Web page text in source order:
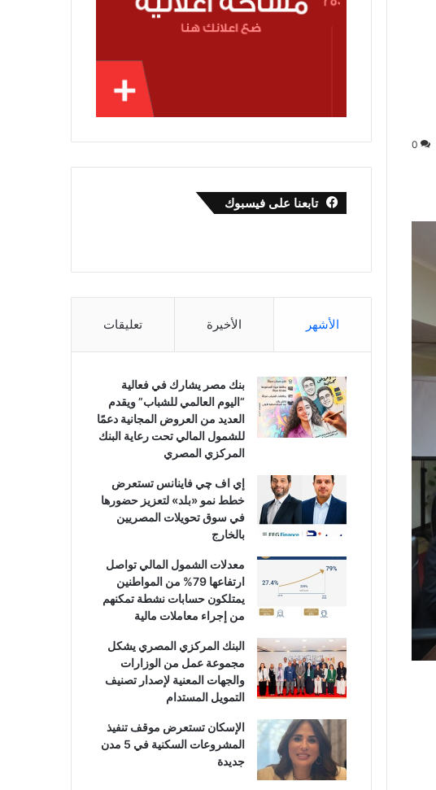
0
تابعنا على فيسبوك
الأشهر الأخيرة تعليقات
بنك مصر يشارك في فعالية
“اليوم العالمي للشباب” ويقدم
العديد من العروض المجانية دعمًا
للشمول المالي تحت رعاية البنك
المركزي المصري
إي اف چي فاينانس تستعرض
خطط نمو «بلد» لتعزيز حضورها
في سوق تحويلات المصريين
بالخارج
معدلات الشمول المالي تواصل
ارتفاعها 79% من المواطنين
يمتلكون حسابات نشطة تمكنهم
من إجراء معاملات مالية
البنك المركزي المصري يشكل
مجموعة عمل من الوزارات
والجهات المعنية لإصدار تصنيف
التمويل المستدام
الإسكان تستعرض موقف تنفيذ
المشروعات السكنية في 5 مدن
جديدة